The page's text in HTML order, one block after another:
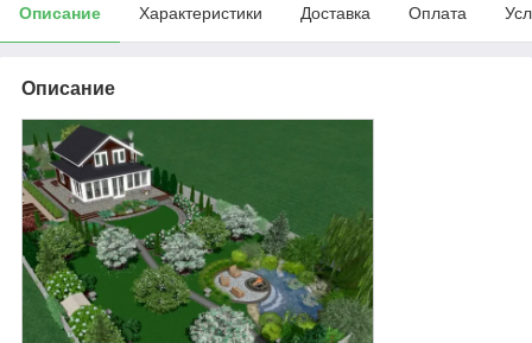
Описание Характеристики Доставка Оплата
Описание